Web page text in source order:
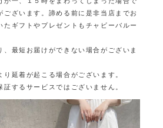
ございます。 諦める前に是非当店までお
たギフトやプレゼントもチャビーバルー
最短お届けができない場合がございま
延着が起こる場合がございます。
するサービスではございません。